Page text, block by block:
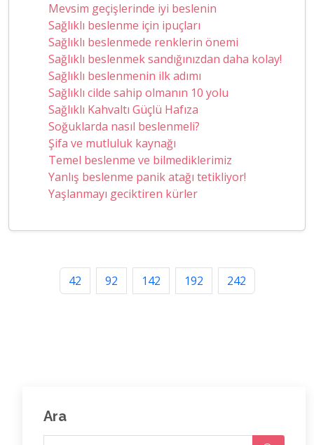
Mevsim geçişlerinde iyi beslenin
Sağlıklı beslenme için ipuçları
Sağlıklı beslenmede renklerin önemi
Sağlıklı beslenmek sandığınızdan daha kolay!
Sağlıklı beslenmenin ilk adımı
Sağlıklı cilde sahip olmanın 10 yolu
Sağlıklı Kahvaltı Güçlü Hafıza
Soğuklarda nasıl beslenmeli?
Şifa ve mutluluk kaynağı
Temel beslenme ve bilmediklerimiz
Yanlış beslenme panik atağı tetikliyor!
Yaşlanmayı geciktiren kürler
42 92 142 192 242
Ara